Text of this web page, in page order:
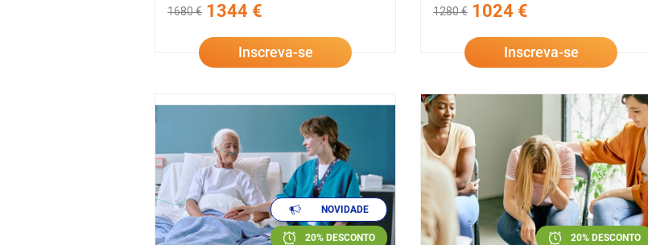
1680 € 1344 €
Inscreva-se
1280 € 1024 €
Inscreva-se
NOVIDADE
20% DESCONTO 20% DESCONTO